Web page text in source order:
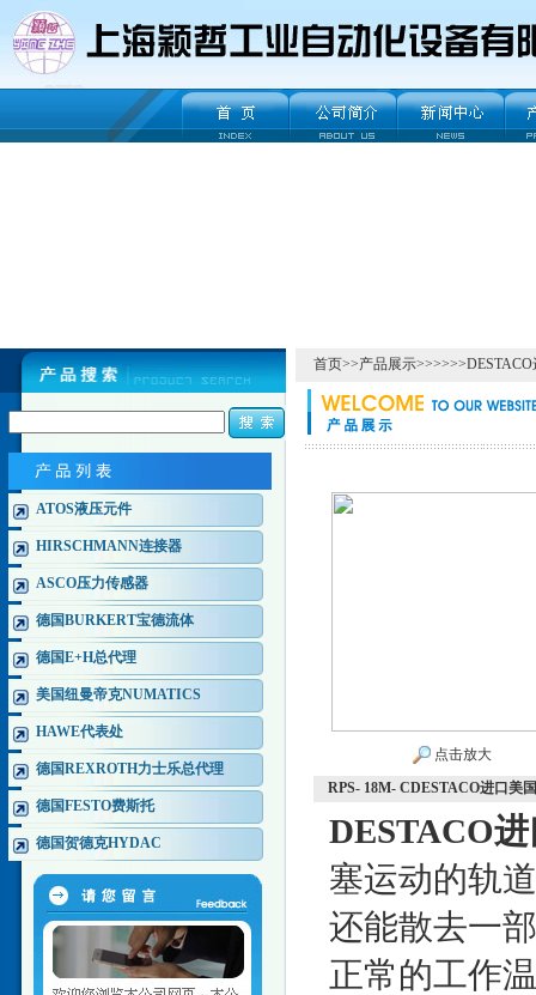
ATOS液压元件
HIRSCHMANN连接器
ASCO压力传感器
德国BURKERT宝德流体
德国E+H总代理
美国纽曼帝克NUMATICS
HAWE代表处
德国REXROTH力士乐总代理
德国FESTO费斯托
德国贺德克HYDAC
首页>>产品展示
点击放大
RPS- 18M- CDESTACO进口美
DESTACO
塞运动的轨
还能散去一
正常的工作